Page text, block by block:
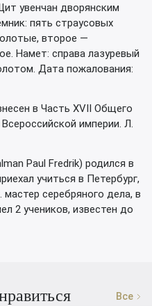
увенчан дворянским
пять страусовых
второе —
Намет: справа лазуревый
Дата пожалования:
в Часть XVII Общего
империи. Л.
Paul Fredrik) родился в
учиться в Петербург,
мастер серебряного дела, в
2 учеников, известен до
Все